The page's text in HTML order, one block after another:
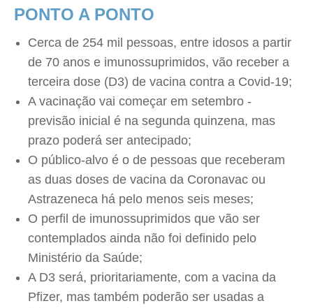
PONTO A PONTO
Cerca de 254 mil pessoas, entre idosos a partir
de 70 anos e imunossuprimidos, vão receber a
terceira dose (D3) de vacina contra a Covid-19;
A vacinação vai começar em setembro -
previsão inicial é na segunda quinzena, mas
prazo poderá ser antecipado;
O público-alvo é o de pessoas que receberam
as duas doses de vacina da Coronavac ou
Astrazeneca há pelo menos seis meses;
O perfil de imunossuprimidos que vão ser
contemplados ainda não foi definido pelo
Ministério da Saúde;
A D3 será, prioritariamente, com a vacina da
Pfizer, mas também poderão ser usadas a